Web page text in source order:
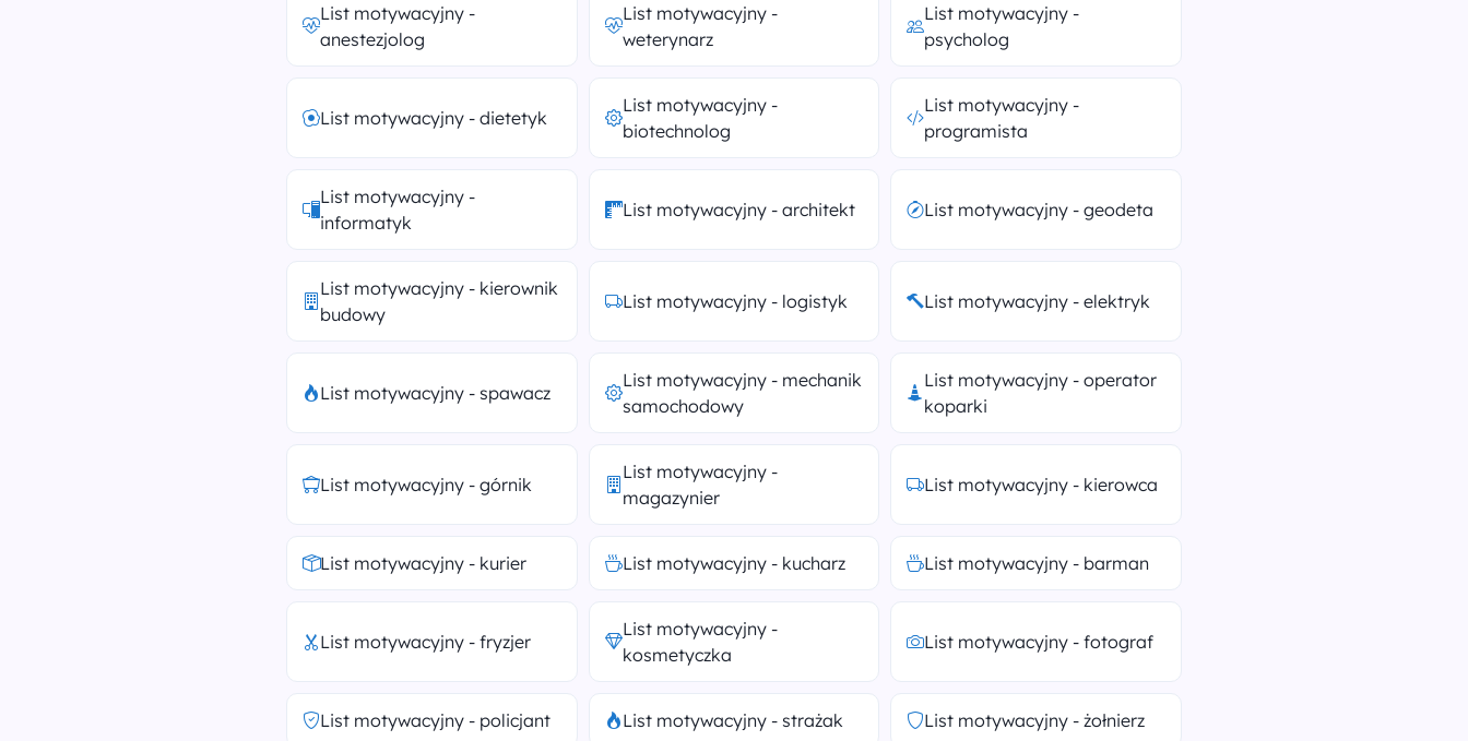
List motywacyjny -
anestezjolog
List motywacyjny -
weterynarz
List motywacyjny -
psycholog
List motywacyjny - dietetyk
List motywacyjny -
biotechnolog
List motywacyjny -
programista
List motywacyjny -
informatyk
List motywacyjny - architekt List motywacyjny - geodeta
List motywacyjny - kierownik
budowy
List motywacyjny - logistyk List motywacyjny - elektryk
List motywacyjny - spawacz
List motywacyjny - mechanik
samochodowy
List motywacyjny - operator
koparki
List motywacyjny - górnik
List motywacyjny -
magazynier
List motywacyjny - kierowca
List motywacyjny - kurier List motywacyjny - kucharz List motywacyjny - barman
List motywacyjny - fryzjer
List motywacyjny -
kosmetyczka
List motywacyjny - fotograf
List motywacyjny - policjant List motywacyjny - strażak List motywacyjny - żołnierz